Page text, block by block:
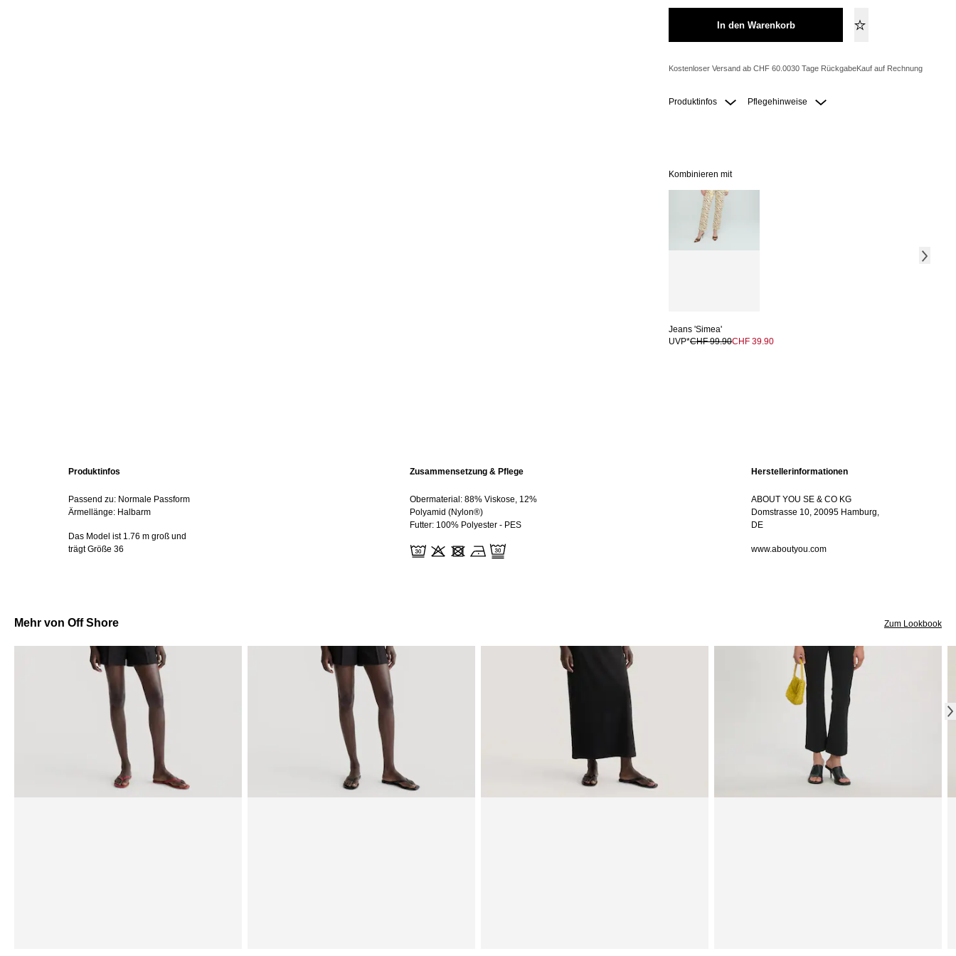
In den Warenkorb
Kostenloser Versand ab CHF 60.0030 Tage RückgabeKauf auf Rechnung
Produktinfos Pflegehinweise
Kombinieren mit
Jeans 'Simea'
UVP*CHF 99.90CHF 39.90
Produktinfos
Passend zu: Normale Passform
Ärmellänge: Halbarm
Das Model ist 1.76 m groß und
trägt Größe 36
Zusammensetzung & Pflege
Obermaterial: 88% Viskose, 12%
Polyamid (Nylon®)
Futter: 100% Polyester - PES
Herstellerinformationen
ABOUT YOU SE & CO KG
Domstrasse 10, 20095 Hamburg,
DE
www.aboutyou.com
Mehr von Off Shore Zum Lookbook